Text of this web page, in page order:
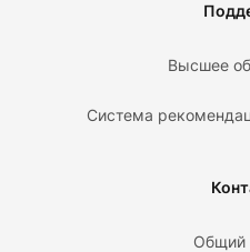
Высшее
Система
Общий